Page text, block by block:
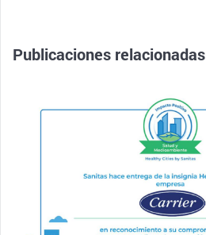
Publicaciones relacionadas